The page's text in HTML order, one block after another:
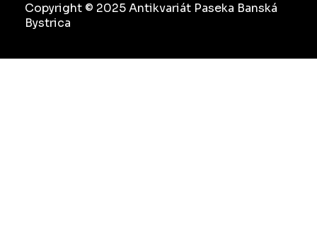
Copyright © 2025 Antikvariát Paseka Banská
Bystrica